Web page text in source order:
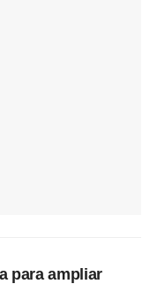
para ampliar